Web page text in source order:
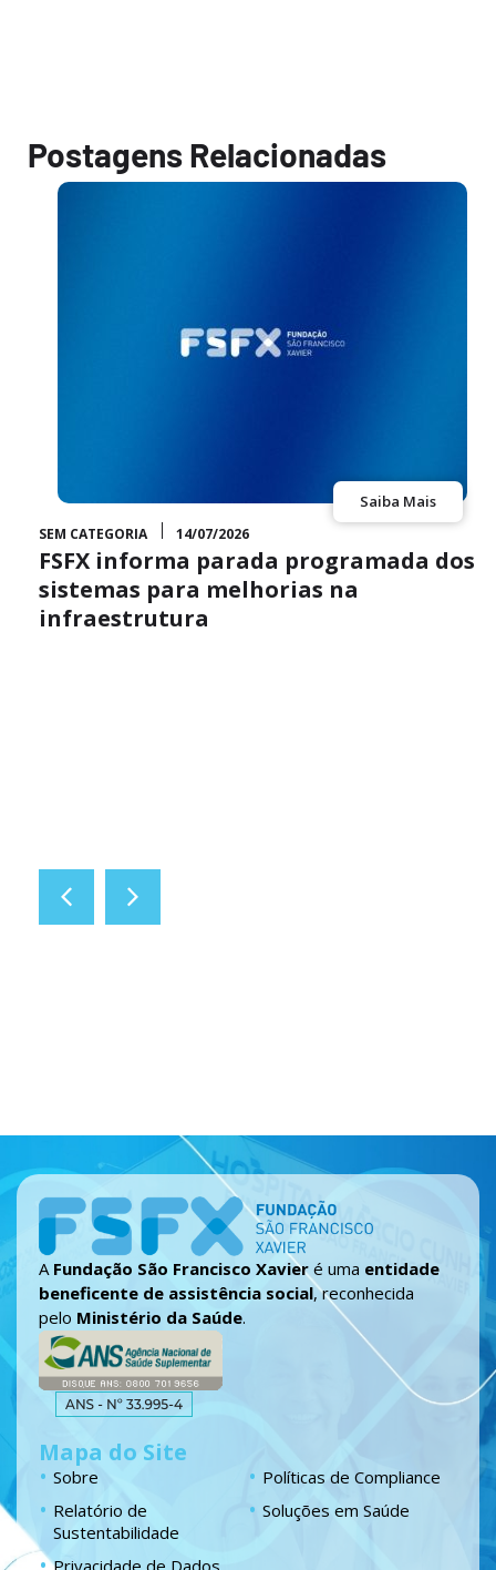
Postagens Relacionadas
Saiba Mais
SEM CATEGORIA 14/07/2026
FSFX informa parada programada dos
sistemas para melhorias na
infraestrutura
A Fundação São Francisco Xavier é uma entidade
beneficente de assistência social, reconhecida
pelo Ministério da Saúde.
Mapa do Site
Sobre
Políticas de Compliance
Relatório de
Sustentabilidade
Soluções em Saúde